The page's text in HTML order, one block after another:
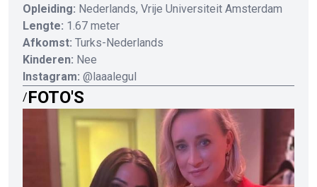
Opleiding: Nederlands, Vrije Universiteit Amsterdam
Lengte: 1.67 meter
Afkomst: Turks-Nederlands
Kinderen: Nee
Instagram: @laaalegul
/FOTO'S